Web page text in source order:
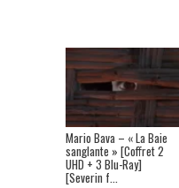
Mario Bava – « La Baie
sanglante » [Coffret 2
UHD + 3 Blu-Ray]
[Severin f...